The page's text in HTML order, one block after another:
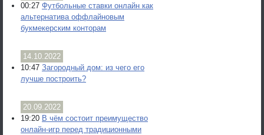
00:27 Футбольные ставки онлайн как
альтернатива оффлайновым
букмекерским конторам
14.10.2022
10:47 Загородный дом: из чего его
лучше построить?
20.09.2022
19:20 В чём состоит преимущество
онлайн-игр перед традиционными